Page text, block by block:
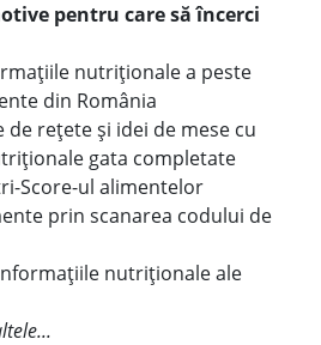
pentru care să încerci
nutriționale a peste
din România
de rețete și idei de mese cu
gata completate
Score-ul alimentelor
prin scanarea codului de
nutriționale ale